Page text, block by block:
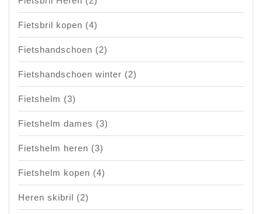
Fietsbril kopen (4)
Fietshandschoen (2)
Fietshandschoen winter (2)
Fietshelm (3)
Fietshelm dames (3)
Fietshelm heren (3)
Fietshelm kopen (4)
Heren skibril (2)